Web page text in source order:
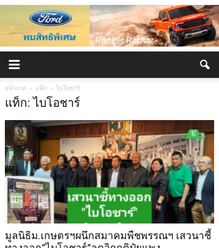
หน้าแรก แท็ก ไบโอชาร์
แท็ก: ไบโอชาร์
มูลนิธิม.เกษตรฯผนึกสมาคมพืชพรรณฯ เสวนาชี้